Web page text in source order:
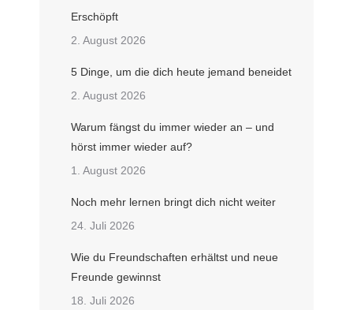
Erschöpft
2. August 2026
5 Dinge, um die dich heute jemand beneidet
2. August 2026
Warum fängst du immer wieder an – und
hörst immer wieder auf?
1. August 2026
Noch mehr lernen bringt dich nicht weiter
24. Juli 2026
Wie du Freundschaften erhältst und neue
Freunde gewinnst
18. Juli 2026